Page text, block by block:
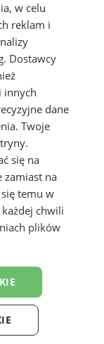
w celu
reklam i
Dostawcy
innych
dane
Twoje
się na
zamiast na
temu w
chwili
plików